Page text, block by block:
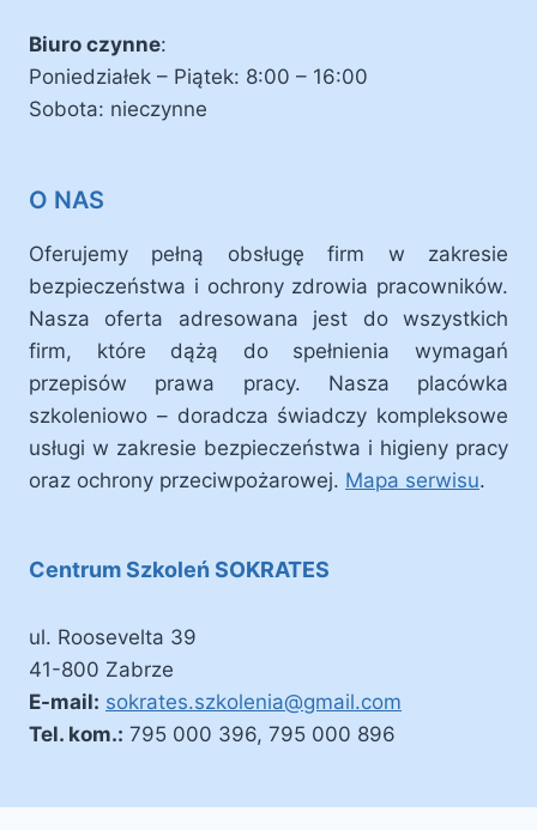
Biuro czynne:
Poniedziałek – Piątek: 8:00 – 16:00
Sobota: nieczynne
O NAS
Oferujemy pełną obsługę firm w zakresie
bezpieczeństwa i ochrony zdrowia pracowników.
Nasza oferta adresowana jest do wszystkich
firm, które dążą do spełnienia wymagań
przepisów prawa pracy. Nasza placówka
szkoleniowo – doradcza świadczy kompleksowe
usługi w zakresie bezpieczeństwa i higieny pracy
oraz ochrony przeciwpożarowej. Mapa serwisu.
Centrum Szkoleń SOKRATES
ul. Roosevelta 39
41-800 Zabrze
E-mail: sokrates.szkolenia@gmail.com
Tel. kom.: 795 000 396, 795 000 896